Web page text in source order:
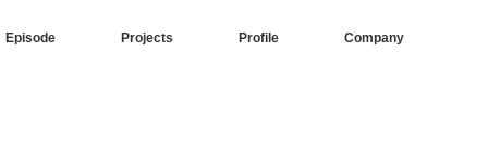
Episode Projects Profile Company